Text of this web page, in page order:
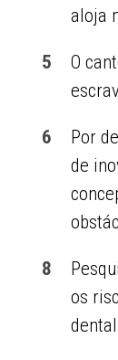
aloja
5
O
6
Por
de
8
os
dental